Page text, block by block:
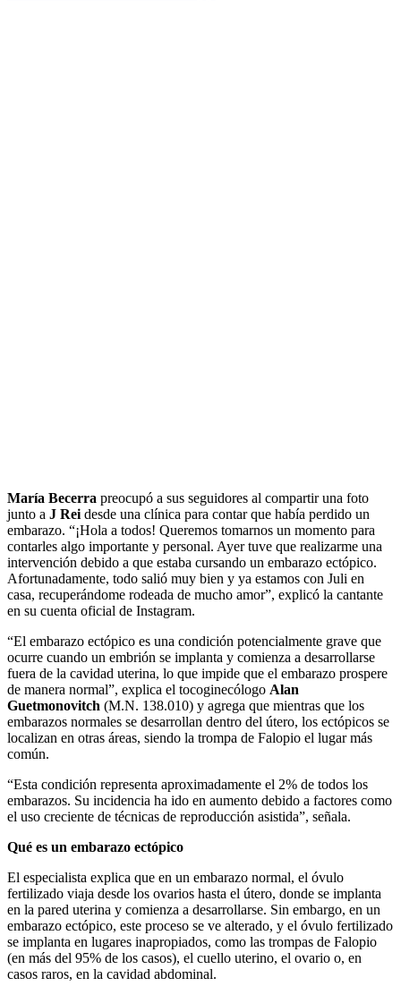
María Becerra preocupó a sus seguidores al compartir una foto
junto a J Rei desde una clínica para contar que había perdido un
embarazo. “¡Hola a todos! Queremos tomarnos un momento para
contarles algo importante y personal. Ayer tuve que realizarme una
intervención debido a que estaba cursando un embarazo ectópico.
Afortunadamente, todo salió muy bien y ya estamos con Juli en
casa, recuperándome rodeada de mucho amor”, explicó la cantante
en su cuenta oficial de Instagram.
“El embarazo ectópico es una condición potencialmente grave que
ocurre cuando un embrión se implanta y comienza a desarrollarse
fuera de la cavidad uterina, lo que impide que el embarazo prospere
de manera normal”, explica el tocoginecólogo Alan
Guetmonovitch (M.N. 138.010) y agrega que mientras que los
embarazos normales se desarrollan dentro del útero, los ectópicos se
localizan en otras áreas, siendo la trompa de Falopio el lugar más
común.
“Esta condición representa aproximadamente el 2% de todos los
embarazos. Su incidencia ha ido en aumento debido a factores como
el uso creciente de técnicas de reproducción asistida”, señala.
Qué es un embarazo ectópico
El especialista explica que en un embarazo normal, el óvulo
fertilizado viaja desde los ovarios hasta el útero, donde se implanta
en la pared uterina y comienza a desarrollarse. Sin embargo, en un
embarazo ectópico, este proceso se ve alterado, y el óvulo fertilizado
se implanta en lugares inapropiados, como las trompas de Falopio
(en más del 95% de los casos), el cuello uterino, el ovario o, en
casos raros, en la cavidad abdominal.